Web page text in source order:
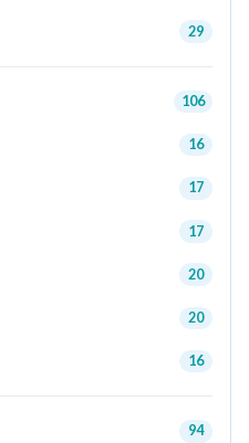
29
106
16
17
17
20
20
16
94